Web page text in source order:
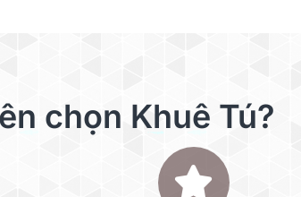
chọn Khuê Tú?